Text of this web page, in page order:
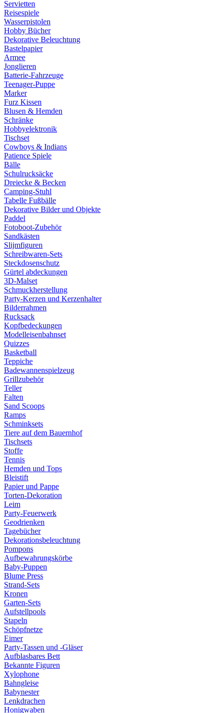
Servietten
Reisespiele
Wasserpistolen
Hobby Bücher
Dekorative Beleuchtung
Bastelpapier
Armee
Jonglieren
Batterie-Fahrzeuge
Teenager-Puppe
Marker
Furz Kissen
Blusen & Hemden
Schränke
Hobbyelektronik
Tischset
Cowboys & Indians
Patience Spiele
Bälle
Schulrucksäcke
Dreiecke & Becken
Camping-Stuhl
Tabelle Fußbälle
Dekorative Bilder und Objekte
Paddel
Fotoboot-Zubehör
Sandkästen
Slijmfiguren
Schreibwaren-Sets
Steckdosenschutz
Gürtel abdeckungen
3D-Malset
Schmuckherstellung
Party-Kerzen und Kerzenhalter
Bilderrahmen
Rucksack
Kopfbedeckungen
Modelleisenbahnset
Quizzes
Basketball
Teppiche
Badewannenspielzeug
Grillzubehör
Teller
Falten
Sand Scoops
Ramps
Schminksets
Tiere auf dem Bauernhof
Tischsets
Stoffe
Tennis
Hemden und Tops
Bleistift
Papier und Pappe
Torten-Dekoration
Leim
Party-Feuerwerk
Geodrienken
Tagebücher
Dekorationsbeleuchtung
Pompons
Aufbewahrungskörbe
Baby-Puppen
Blume Press
Strand-Sets
Kronen
Garten-Sets
Aufstellpools
Stapeln
Schöpfnetze
Eimer
Party-Tassen und -Gläser
Aufblasbares Bett
Bekannte Figuren
Xylophone
Bahngleise
Babynester
Lenkdrachen
Honigwaben